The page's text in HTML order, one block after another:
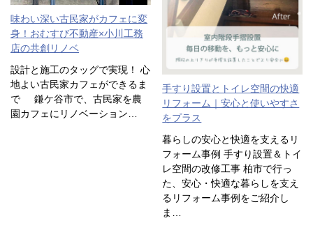
味わい深い古民家がカフェに変
身！おむすび不動産×小川工務
店の共創リノベ
設計と施工のタッグで実現！ 心
地よい古民家カフェができるま
で 鎌ケ谷市で、古民家を農
園カフェにリノベーション…
手すり設置とトイレ空間の快適
リフォーム｜安心と使いやすさ
をプラス
暮らしの安心と快適を支えるリ
フォーム事例 手すり設置＆トイ
レ空間の改修工事 柏市で行っ
た、安心・快適な暮らしを支え
るリフォーム事例をご紹介し
ま…